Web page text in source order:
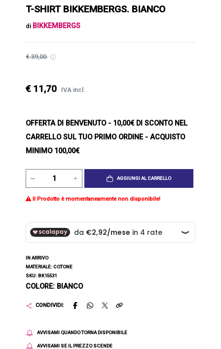
T-SHIRT BIKKEMBERGS. BIANCO
di BIKKEMBERGS
€ 39,00
€ 11,70 IVA incl.
OFFERTA DI BENVENUTO- 10,00€ DI SCONTO NEL
CARRELLO SUL TUO PRIMO ORDINE - ACQUISTO
MINIMO 100,00€
AGGIUNGI AL CARRELLO
Il Prodotto è momentaneamente non disponibile!
IN ARRIVO
MATERIALE: COTONE
SKU: BK15531
COLORE: BIANCO
CONDIVIDI:
AVVISAMI QUANDO TORNA DISPONIBILE
AVVISAMI SE IL PREZZO SCENDE